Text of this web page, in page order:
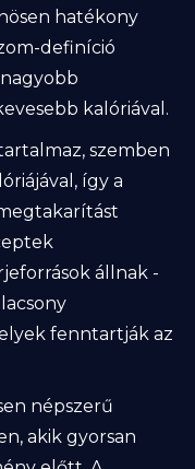
hatékony
definíció
kalóriával.
szemben
így a
állnak -
fenntartják az
népszerű
akik gyorsan